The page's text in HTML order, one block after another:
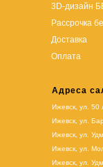
3D-дизайн
Рассрочка
Доставка
Оплата
Адреса
Ижевск, ул. 50
Ижевск, ул.
Ижевск, ул.
Ижевск, ул.
Ижевск, ул.